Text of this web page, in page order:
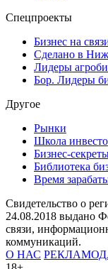
Спецпроекты
Бизнес на
Сделано в
Лидеры
Бор. Лидеры
Другое
Рынки
Школа
Бизнес-
Библиотека
Время
Свидетельство о
24.08.2018 выдано
связи,
коммуникаций.
О НАС